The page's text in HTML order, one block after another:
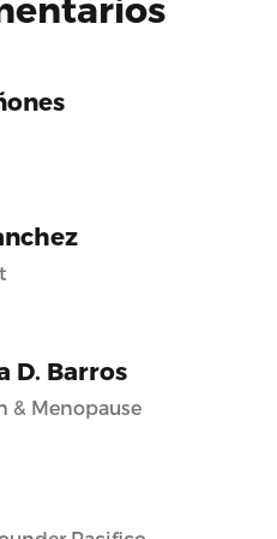
D. Barros
& Menopause